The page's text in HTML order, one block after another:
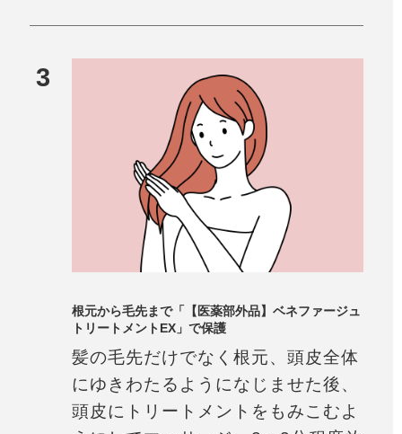
3
根元から毛先まで「【医薬部外品】ベネファージュ
トリートメントEX」で保護
髪の毛先だけでなく根元、頭皮全体
にゆきわたるようになじませた後、
頭皮にトリートメントをもみこむよ